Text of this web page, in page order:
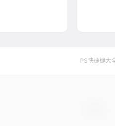
PS快捷键大